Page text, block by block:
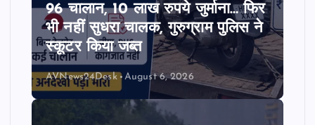
96 चालान, 10 लाख रुपये जुर्माना… फिर
भी नहीं सुधरा चालक, गुरुग्राम पुलिस ने
स्कूटर किया जब्त
AVNews24Desk August 6, 2026